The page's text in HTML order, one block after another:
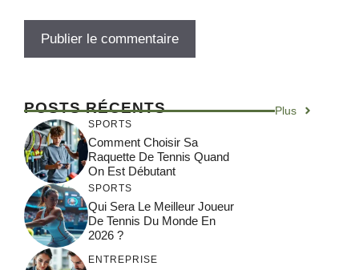
POSTS RÉCENTS Plus
SPORTS
Comment Choisir Sa
Raquette De Tennis Quand
On Est Débutant
SPORTS
Qui Sera Le Meilleur Joueur
De Tennis Du Monde En
2026 ?
ENTREPRISE